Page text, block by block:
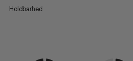
Holdbarhed